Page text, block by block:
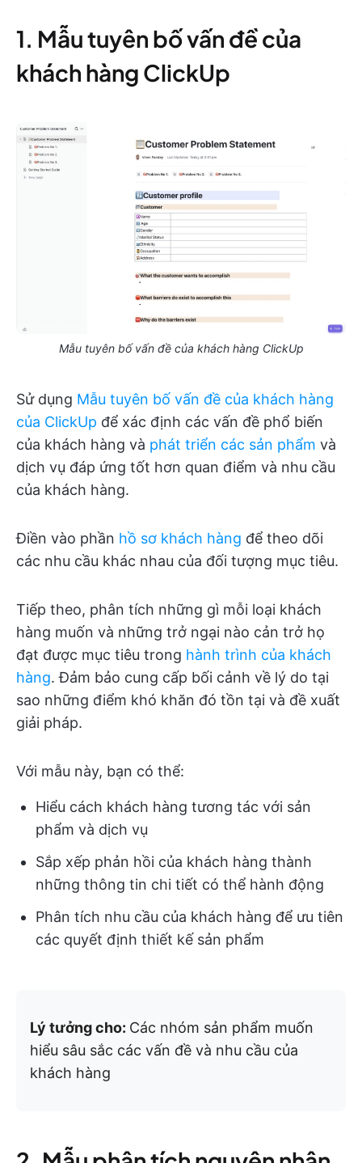
1. Mẫu tuyên bố vấn đề của
khách hàng ClickUp
Mẫu tuyên bố vấn đề của khách hàng ClickUp
Sử dụng Mẫu tuyên bố vấn đề của khách hàng
của ClickUp để xác định các vấn đề phổ biến
của khách hàng và phát triển các sản phẩm và
dịch vụ đáp ứng tốt hơn quan điểm và nhu cầu
của khách hàng.
Điền vào phần hồ sơ khách hàng để theo dõi
các nhu cầu khác nhau của đối tượng mục tiêu.
Tiếp theo, phân tích những gì mỗi loại khách
hàng muốn và những trở ngại nào cản trở họ
đạt được mục tiêu trong hành trình của khách
hàng. Đảm bảo cung cấp bối cảnh về lý do tại
sao những điểm khó khăn đó tồn tại và đề xuất
giải pháp.
Với mẫu này, bạn có thể:
Hiểu cách khách hàng tương tác với sản
phẩm và dịch vụ
Sắp xếp phản hồi của khách hàng thành
những thông tin chi tiết có thể hành động
Phân tích nhu cầu của khách hàng để ưu tiên
các quyết định thiết kế sản phẩm
Lý tưởng cho: Các nhóm sản phẩm muốn
hiểu sâu sắc các vấn đề và nhu cầu của
khách hàng